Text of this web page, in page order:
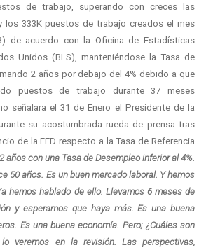
de trabajo, superando con creces las
los 333K puestos de trabajo creados el mes
de acuerdo con la Oficina de Estadísticas
Unidos (BLS), manteniéndose la Tasa de
2 años por debajo del 4% debido a que
puestos de trabajo durante 37 meses
señalara el 31 de Enero el Presidente de la
su acostumbrada rueda de prensa tras
de la FED respecto a la Tasa de Referencia
años con una Tasa de Desempleo inferior al 4%.
50 años. Es un buen mercado laboral. Y hemos
hemos hablado de ello. Llevamos 6 meses de
y esperamos que haya más. Es una buena
Es una buena economía. Pero; ¿Cuáles son
veremos en la revisión. Las perspectivas,